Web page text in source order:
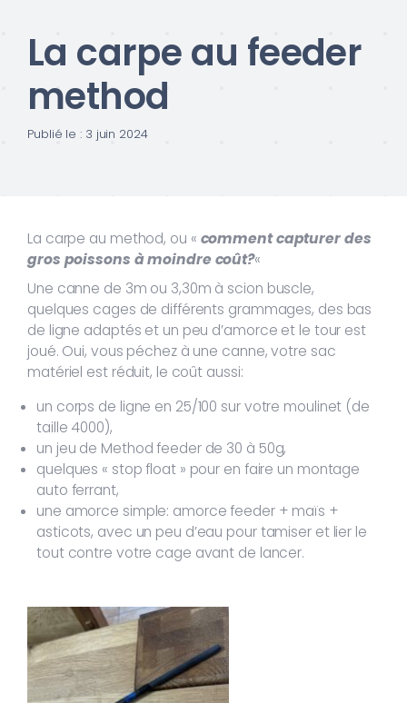
La carpe au feeder
method
Publié le : 3 juin 2024
La carpe au method, ou « comment capturer des
gros poissons à moindre coût?«
Une canne de 3m ou 3,30m à scion buscle,
quelques cages de différents grammages, des bas
de ligne adaptés et un peu d’amorce et le tour est
joué. Oui, vous péchez à une canne, votre sac
matériel est réduit, le coût aussi:
un corps de ligne en 25/100 sur votre moulinet (de
taille 4000),
un jeu de Method feeder de 30 à 50g,
quelques « stop float » pour en faire un montage
auto ferrant,
une amorce simple: amorce feeder + maïs +
asticots, avec un peu d’eau pour tamiser et lier le
tout contre votre cage avant de lancer.